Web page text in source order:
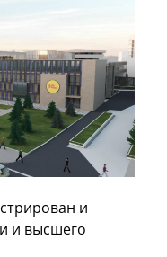
и
и высшего